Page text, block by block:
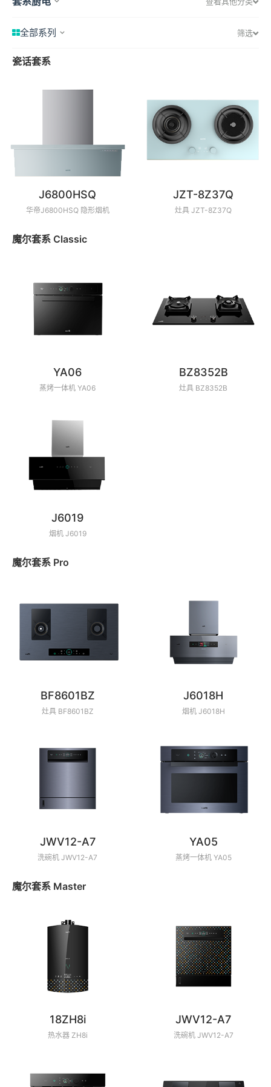
全部系列 筛选
瓷话套系
J6800HSQ
华帝J6800HSQ 隐形烟机
JZT-8Z37Q
灶具 JZT-8Z37Q
魔尔套系 Classic
YA06
蒸烤一体机 YA06
BZ8352B
灶具 BZ8352B
J6019
烟机 J6019
魔尔套系 Pro
BF8601BZ
灶具 BF8601BZ
J6018H
烟机 J6018H
JWV12-A7
洗碗机 JWV12-A7
YA05
蒸烤一体机 YA05
魔尔套系 Master
18ZH8i
热水器 ZH8i
JWV12-A7
洗碗机 JWV12-A7